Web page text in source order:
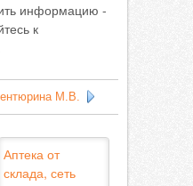
информацию -
к
М.В.
Аптека от
склада, сеть